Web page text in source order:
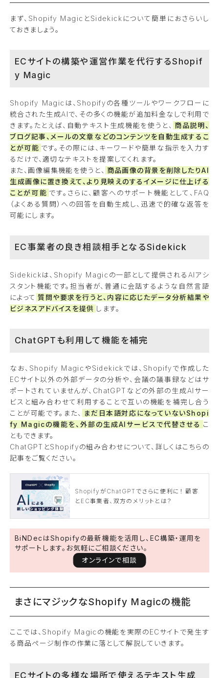
まず、Shopify MagicとSidekickについて簡単におさらいし
ておきましょう。
ECサイトの構築や運営作業を代行するShopif
y Magic
Shopify Magicは、Shopifyの各種ツールやワークフローに
統合された生成AIで、その多くの機能が追加料金なしで利用で
きます。たとえば、自動テキスト生成機能を使うと、 商品説明、
ブログ記事、メールの文章などのコンテンツを自動生成するこ
とが可能 です。その際には、キーワードや簡単な指示を入力す
るだけで、適切なテキストを提案してくれます。
また、画像編集機能を使うと、 商品画像の背景を削除したりAI
生成画像に置き換えて、より見映えのするイメージに仕上げる
ことが可能 です。さらに、顧客へのサポート機能として、FAQ
（よくある質問）への回答を自動生成し、迅速で的確な返答を
可能にします。
EC事業者の良き相談相手となるSidekick
Sidekickは、Shopify Magicの一部として提供されるAIアシ
スタント機能です。担当者が、普通に会話するような自然言語
によって 質問や要求を行うと、内容に応じたデータ分析結果や
ビジネスアドバイスを提供 します。
ChatGPTも利用して機能を補完
なお、Shopify MagicやSidekickでは、Shopifyで作成した
ECサイト以外の外部データの分析や、会議の議事録などはサ
ポートされていませんが、ChatGPTなどの外部の生成AIサー
ビスと組み合わせて利用することで互いの機能を補完し合う
ことが可能です。また、 まだ日本語対応になっていないShopi
fy Magicの機能を、外部の生成AIサービスで代替させる こ
ともできます。
ChatGPTとShopifyの組み合わせについて、詳しくはこちらの
記事をご覧ください。
ShopifyがChatGPTでさらに便利に！ 顧客
とEC事業者、双方のメリットとは？
BiNDecはShopifyの最新機能を活用し、EC構築・運用を
サポートします。お気軽にご相談ください。
オンラインで相談
まさにマジックなShopify Magicの機能
ここでは、Shopify Magicの機能を実際のECサイトで発生す
る商品ページ制作の作業に落として解説していきます。
ECサイトの多様な場所で使えるテキスト生成